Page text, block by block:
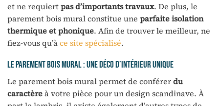
et ne requiertpas d’importants travaux. De plus, le
parement bois mural constitue une parfaite isolation
thermique et phonique. Afin de trouver le meilleur, ne
fiez-vous qu’àce site spécialisé.
Le parement bois mural : une déco d’intérieur unique
Le parement bois mural permet de conférerdu
caractèreà votre pièce pour un design scandinave. À